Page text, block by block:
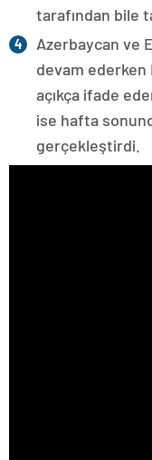
tarafından bile
Azerbaycan ve
devam ederken
açıkça ifade
ise hafta
gerçekleştirdi.